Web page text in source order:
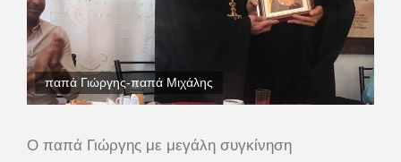
παπά Γιώργης-παπά Μιχάλης
Ο παπά Γιώργης με μεγάλη συγκίνηση